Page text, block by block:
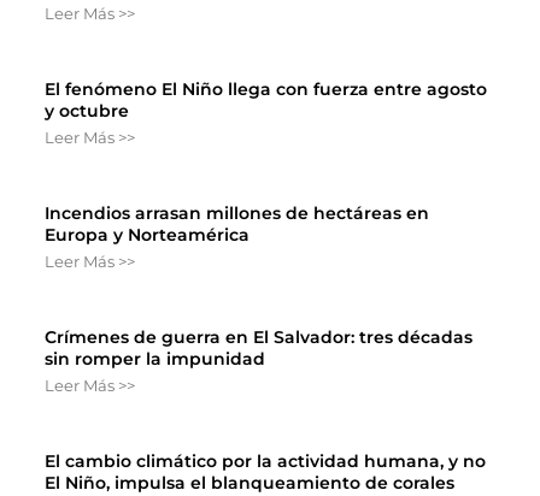
Leer Más >>
El fenómeno El Niño llega con fuerza entre agosto
y octubre
Leer Más >>
Incendios arrasan millones de hectáreas en
Europa y Norteamérica
Leer Más >>
Crímenes de guerra en El Salvador: tres décadas
sin romper la impunidad
Leer Más >>
El cambio climático por la actividad humana, y no
El Niño, impulsa el blanqueamiento de corales